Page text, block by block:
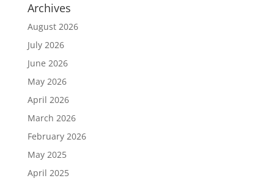
Archives
August 2026
July 2026
June 2026
May 2026
April 2026
March 2026
February 2026
May 2025
April 2025